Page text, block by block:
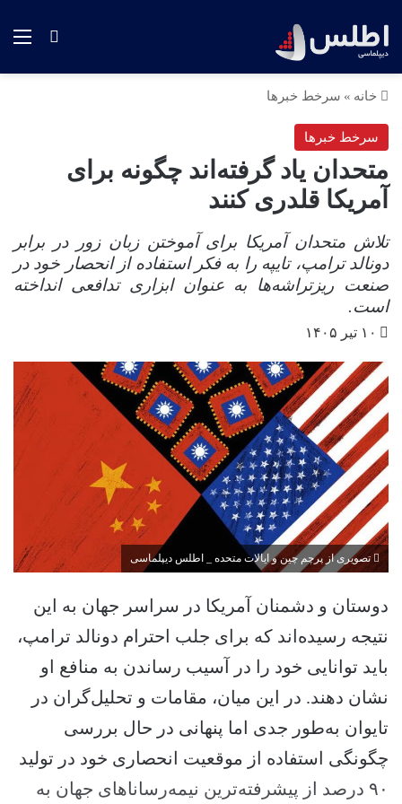
جستجو
خانه » سرخط خبرها
سرخط خبرها
متحدان یاد گرفته‌اند چگونه برای
آمریکا قلدری کنند
تلاش متحدان آمریکا برای آموختن زبان زور در برابر
دونالد ترامپ، تایپه را به فکر استفاده از انحصار خود در
صنعت ریزتراشه‌ها به عنوان ابزاری تدافعی انداخته
است.
۱۰ تیر ۱۴۰۵
تصویری از پرچم چین و ایالات متحده _ اطلس دیپلماسی
دوستان و دشمنان آمریکا در سراسر جهان به این
نتیجه رسیده‌اند که برای جلب احترام دونالد ترامپ،
باید توانایی خود را در آسیب رساندن به منافع او
نشان دهند. در این میان، مقامات و تحلیل‌گران در
تایوان به‌طور جدی اما پنهانی در حال بررسی
چگونگی استفاده از موقعیت انحصاری خود در تولید
۹۰ درصد از پیشرفته‌ترین نیمه‌رساناهای جهان به